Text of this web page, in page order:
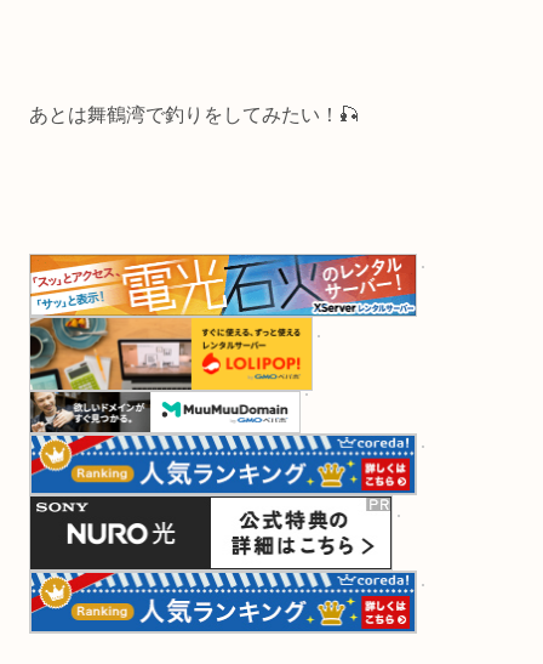
あとは舞鶴湾で釣りをしてみたい！🎣